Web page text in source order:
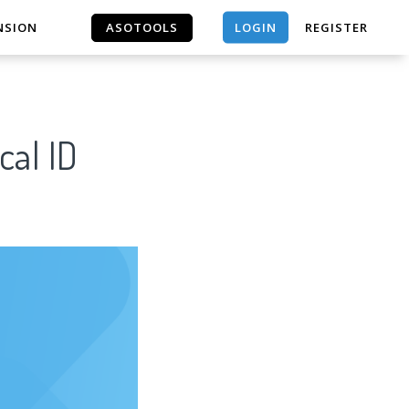
ASOTOOLS LOGIN REGISTER
ID